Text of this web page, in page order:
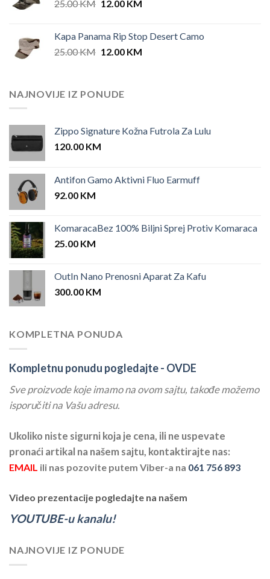
25.00KM Original
25.00 KM.
12.00 KMCurrent
12.00 KM.
Kapa Panama Rip Stop Desert Camo
25.00KM Original
25.00 KM.
12.00 KMCurrent
NAJNOVIJE IZ PONUDE
Zippo Signature Kožna Futrola Za Lulu
120.00 KM
Antifon Gamo Aktivni Fluo Earmuff
92.00 KM
KomaracaBez 100% Biljni Sprej Protiv Komaraca
25.00 KM
OutIn Nano Prenosni Aparat Za Kafu
300.00 KM
KOMPLETNA PONUDA
Kompletnu ponudu pogledajte - OVDE
Sve proizvode koje imamo na ovom sajtu, takođe možemo
isporučiti na Vašu adresu.
Ukoliko niste sigurni koja je cena, ili ne uspevate
pronaći artikal na našem sajtu, kontaktirajte nas:
EMAIL ili nas pozovite putem Viber-a na 061 756 893
Video prezentacije pogledajte na našem
YOUTUBE-u kanalu!
NAJNOVIJE IZ PONUDE